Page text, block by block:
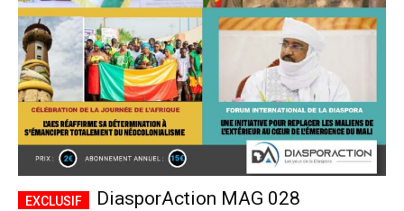
DiasporAction MAG 028